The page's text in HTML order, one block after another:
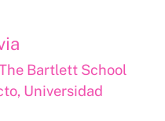
Bartlett School
Universidad